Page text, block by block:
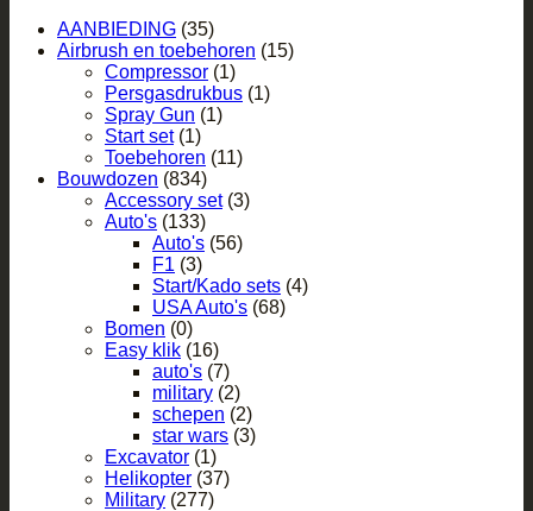
AANBIEDING (35)
Airbrush en toebehoren (15)
Compressor (1)
Persgasdrukbus (1)
Spray Gun (1)
Start set (1)
Toebehoren (11)
Bouwdozen (834)
Accessory set (3)
Auto's (133)
Auto's (56)
F1 (3)
Start/Kado sets (4)
USA Auto's (68)
Bomen (0)
Easy klik (16)
auto's (7)
military (2)
schepen (2)
star wars (3)
Excavator (1)
Helikopter (37)
Military (277)